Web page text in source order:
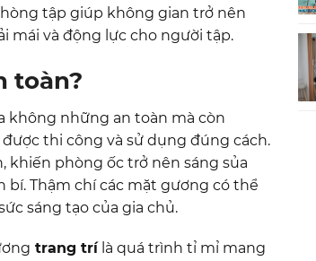
tập giúp không gian trở nên
mái và động lực cho người tập.
toàn?
không những an toàn mà còn
thi công và sử dụng đúng cách.
khiến phòng ốc trở nên sáng sủa
bí. Thậm chí các mặt gương có thể
sáng tạo của gia chủ.
trang trí là quá trình tỉ mỉ mang